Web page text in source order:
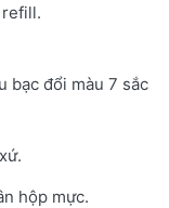
bạc đổi màu 7 sắc
hộp mực.